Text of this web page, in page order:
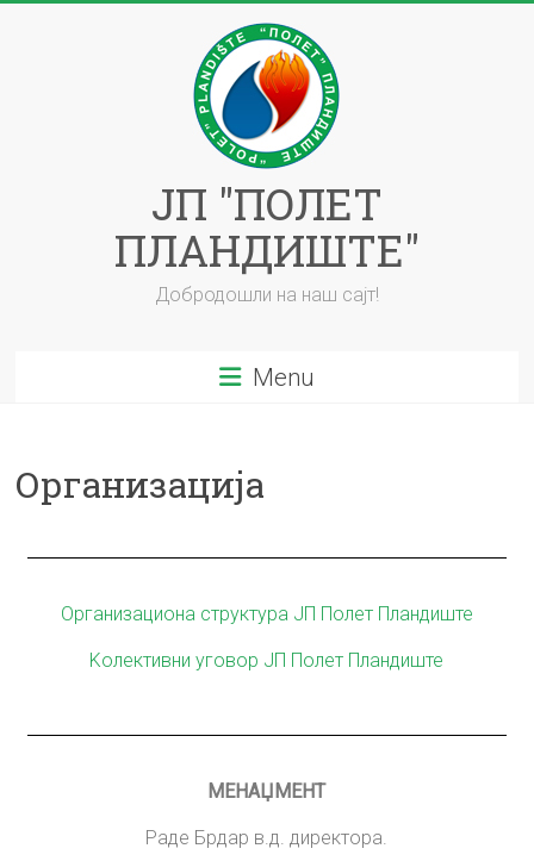
ЈП "ПОЛЕТ
ПЛАНДИШТЕ"
Добродошли на наш сајт!
Menu
Организација
Организациона структура ЈП Полет Пландиште
Kолективни уговор ЈП Полет Пландиште
МЕНАЏМЕНТ
Раде Брдар в.д. директора.